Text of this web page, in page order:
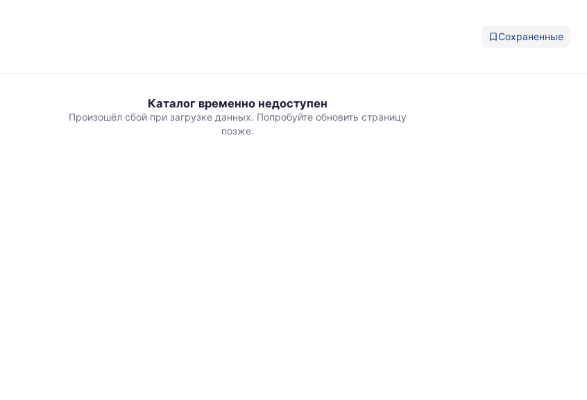
Сохраненные
Каталог временно недоступен
Произошёл сбой при загрузке данных. Попробуйте обновить страницу
позже.